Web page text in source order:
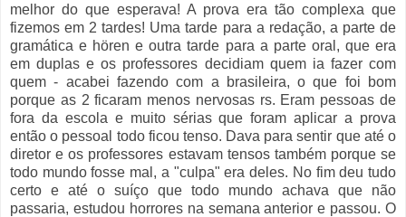
melhor do que esperava! A prova era tão complexa que
fizemos em 2 tardes! Uma tarde para a redação, a parte de
gramática e hören e outra tarde para a parte oral, que era
em duplas e os professores decidiam quem ia fazer com
quem - acabei fazendo com a brasileira, o que foi bom
porque as 2 ficaram menos nervosas rs. Eram pessoas de
fora da escola e muito sérias que foram aplicar a prova
então o pessoal todo ficou tenso. Dava para sentir que até o
diretor e os professores estavam tensos também porque se
todo mundo fosse mal, a "culpa" era deles. No fim deu tudo
certo e até o suíço que todo mundo achava que não
passaria, estudou horrores na semana anterior e passou. O